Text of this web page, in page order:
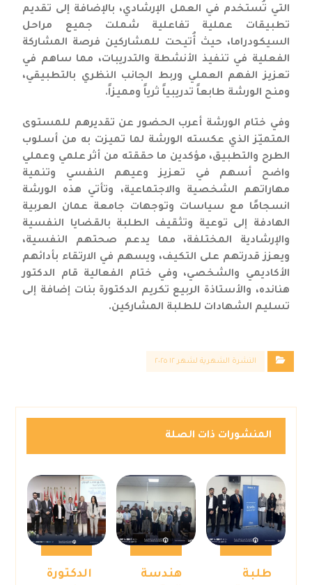
التي تُستخدم في العمل الإرشادي، بالإضافة إلى تقديم
تطبيقات عملية تفاعلية شملت جميع مراحل
السيكودراما، حيث أُتيحت للمشاركين فرصة المشاركة
الفعلية في تنفيذ الأنشطة والتدريبات، مما ساهم في
تعزيز الفهم العملي وربط الجانب النظري بالتطبيقي،
ومنح الورشة طابعاً تدريبياً ثرياً ومميزاً.
وفي ختام الورشة أعرب الحضور عن تقديرهم للمستوى
المتميّز الذي عكسته الورشة لما تميزت به من أسلوب
الطرح والتطبيق، مؤكدين ما حققته من أثر علمي وعملي
واضح أسهم في تعزيز وعيهم النفسي وتنمية
مهاراتهم الشخصية والاجتماعية، وتأتي هذه الورشة
انسجامًا مع سياسات وتوجهات جامعة عمان العربية
الهادفة إلى توعية وتثقيف الطلبة بالقضايا النفسية
والإرشادية المختلفة، مما يدعم صحتهم النفسية،
ويعزز قدرتهم على التكيف، ويسهم في الارتقاء بأدائهم
الأكاديمي والشخصي، وفي ختام الفعالية قام الدكتور
هنانده، والأستاذة الربيع تكريم الدكتورة بنات إضافة إلى
تسليم الشهادات للطلبة المشاركين.
النشرة الشهرية لشهر ١٢ ٢٠٢٥
المنشورات ذات الصلة
طلبة
هندسة
الدكتورة